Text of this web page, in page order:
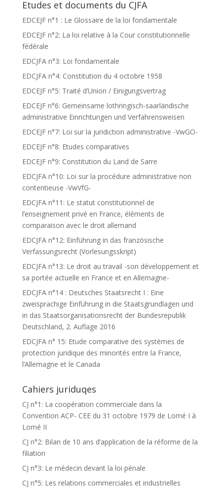
Etudes et documents du CJFA
EDCEJF n°1 : Le Glossaire de la loi fondamentale
EDCEJF n°2: La loi relative à la Cour constitutionnelle
fédérale
EDCJFA n°3: Loi fondamentale
EDCJFA n°4: Constitution du 4 octobre 1958
EDCEJF n°5: Traité d’Union / Einigungsvertrag
EDCEJF n°6: Gemeinsame lothringisch-saarländische
administrative Einrichtungen und Verfahrensweisen
EDCEJF n°7: Loi sur la juridiction administrative -VwGO-
EDCEJF n°8: Etudes comparatives
EDCEJF n°9: Constitution du Land de Sarre
EDCJFA n°10: Loi sur la procédure administrative non
contentieuse -VwVfG-
EDCJFA n°11: Le statut constitutionnel de
l’enseignement privé en France, éléments de
comparaison avec le droit allemand
EDCJFA n°12: Einführung in das französische
Verfassungsrecht (Vorlesungsskript)
EDCJFA n°13: Le droit au travail -son développement et
sa portée actuelle en France et en Allemagne-
EDCJFA n°14 : Deutsches Staatsrecht I : Eine
zweisprachige Einführung in die Staatsgrundlagen und
in das Staatsorganisationsrecht der Bundesrepublik
Deutschland, 2. Auflage 2016
EDCJFA n° 15: Etude comparative des systèmes de
protection juridique des minorités entre la France,
l’Allemagne et le Canada
Cahiers juriduqes
CJ n°1: La coopération commerciale dans la
Convention ACP- CEE du 31 octobre 1979 de Lomé I à
Lomé II
CJ n°2: Bilan de 10 ans d’application de la réforme de la
filiation
CJ n°3: Le médecin devant la loi pénale
CJ n°5: Les relations commerciales et industrielles